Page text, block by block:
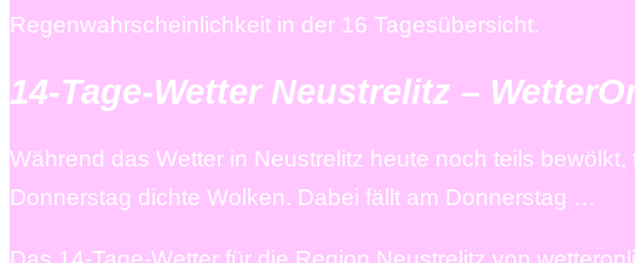
Regenwahrscheinlichkeit in der 16 Tagesübersicht.
14-Tage-Wetter Neustrelitz –
Während das Wetter in Neustrelitz heute noch teils
Donnerstag dichte Wolken. Dabei fällt am Donnerstag …